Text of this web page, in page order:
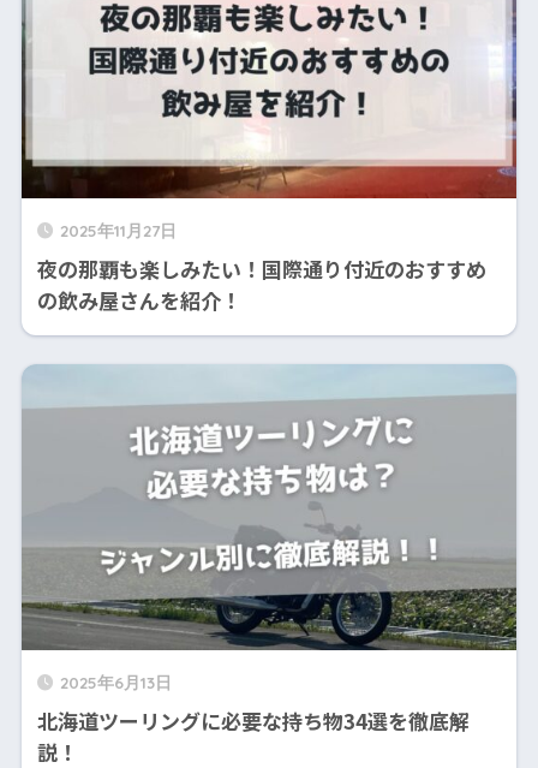
2025年11月27日
夜の那覇も楽しみたい！国際通り付近のおすすめ
の飲み屋さんを紹介！
2025年6月13日
北海道ツーリングに必要な持ち物34選を徹底解
説！